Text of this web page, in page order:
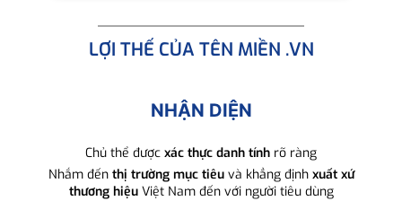
LỢI THẾ CỦA TÊN MIỀN .VN
NHẬN DIỆN
Chủ thể được xác thực danh tính rõ ràng
Nhắm đến thị trường mục tiêuvà khẳng định xuất xứ
thương hiệuViệt Nam đến với người tiêu dùng